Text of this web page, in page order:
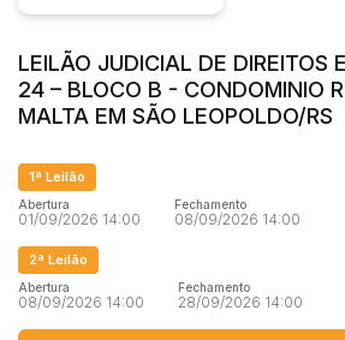
Imóveis
Casas
Ponto Comercial
Terreno
Vaga de Garagem
Máquinas
Máquinas Agrícolas
Bairro
Judiciais Extrajudiciais
Faixa de valor
R$
LEILÃO JUDICIAL DE DIREITOS
24 – BLOCO B - CONDOMINIO
MALTA EM SÃO LEOPOLDO/RS
1ª Leilão
Abertura
01/09/2026 14:00
Fechamento
08/09/2026 14:00
2ª Leilão
Abertura
08/09/2026 14:00
Fechamento
28/09/2026 14:00